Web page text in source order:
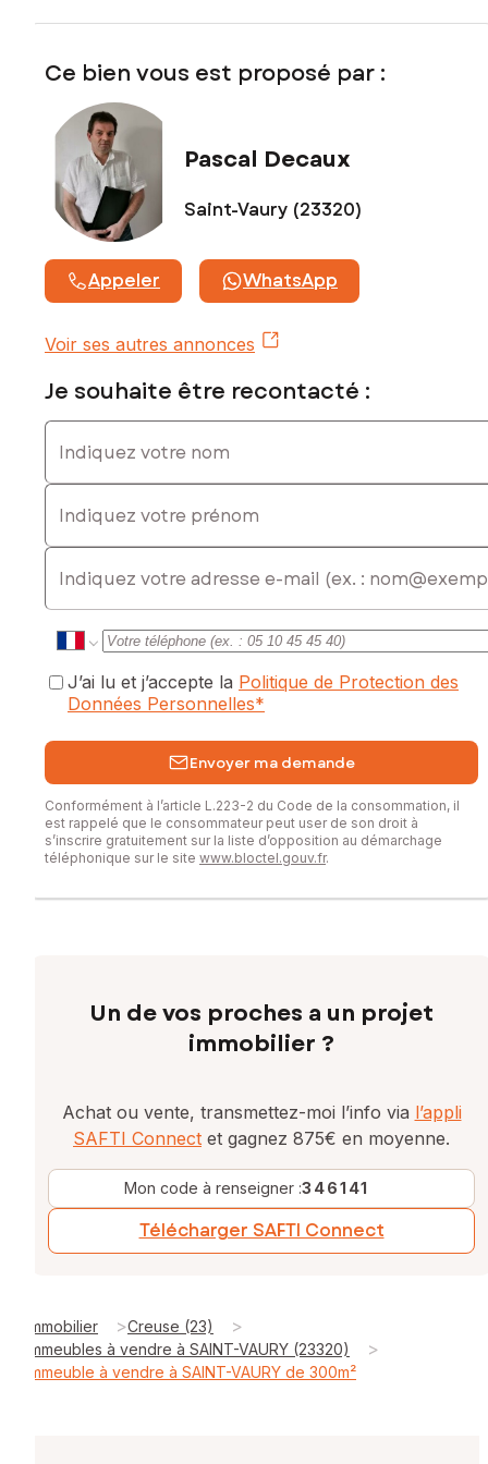
Honoraires charge vendeur
Contactez votre conseiller SAFTI : Pascal DECAUX, Tél. : 06
14 91 08 25, E-mail : pascal.decaux@safti.fr - EI - Agent
commercial immatriculé au RSAC de GUERET sous le
numéro 893 277 806
Ce bien vous est proposé par :
Pascal Decaux
Saint-Vaury (23320)
Appeler WhatsApp
Voir ses autres annonces
Je souhaite être recontacté :
Indiquez votre nom
Indiquez votre prénom
E-mail
J’ai lu et j’accepte la Politique de Protection des
Données Personnelles*
Envoyer ma demande
Conformément à l’article L.223-2 du Code de la consommation, il
est rappelé que le consommateur peut user de son droit à
s’inscrire gratuitement sur la liste d’opposition au démarchage
téléphonique sur le site www.bloctel.gouv.fr.
Un de vos proches a un projet
immobilier ?
Achat ou vente, transmettez-moi l’info via l’appli
SAFTI Connect et gagnez 875€ en moyenne.
Mon code à renseigner :346141
Télécharger SAFTI Connect
Immobilier >Creuse (23) >
Immeubles à vendre à SAINT-VAURY (23320) >
Immeuble à vendre à SAINT-VAURY de 300m²